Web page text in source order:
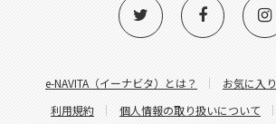
e-NAVITA（イーナビタ）とは？ お気に入り
利用規約
個人情報の取り扱いについて